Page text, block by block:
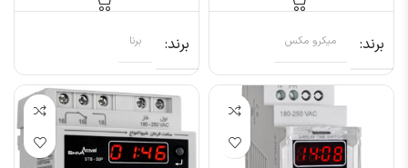
برند میکرو مکس برند برنا